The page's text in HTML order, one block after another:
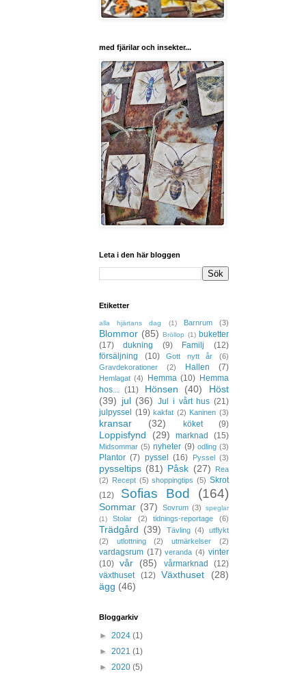
med fjärilar och insekter...
Leta i den här bloggen
Etiketter
alla hjärtans dag (1) Barnrum (3)
Blommor (85) Bröllop (1) buketter
(17)
dukning (9) Familj
(12)
försäljning
(10) Gott nytt år
(6)
Gravdekorationer
(2) Hallen (7)
Hemlagat (4) Hemma (10) Hemma
hos...
(11) Hönsen (40)
Höst
(39) jul (36) Jul i vårt hus (21)
julpyssel
(19) kakfat (2) Kaninen (3)
kransar (32) köket (9)
Loppisfynd (29) marknad (15)
Midsommar (5) nyheter (9) odling (3)
Plantor (7) pyssel (16) Pyssel (3)
pysseltips (81) Påsk (27)
Rea
(2) Recept (5) shoppingtips (5) Skrot
(12)
Sofias Bod (164)
Sommar (37) Sovrum (3)
speglar
(1)
Stolar (2) tidnings-reportage (6)
Trädgård (39) Tävling (4)
utflykt
(2)
utlottning (2) utmärkelser (2)
vardagsrum (17) veranda (4) vinter
(10) vår (85) vårmarknad
(12)
växthuset
(12) Växthuset
(28)
ägg (46)
Bloggarkiv
► 2024 (1)
► 2021 (1)
► 2020 (5)